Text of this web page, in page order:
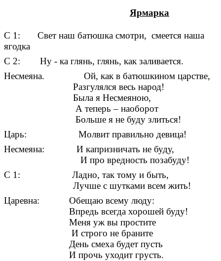
Ярмарка
С 1: Свет наш батюшка смотри, смеется наша
ягодка
С 2: Ну - ка глянь, глянь, как заливается.
Несмеяна. Ой, как в батюшкином царстве,
Разгулялся весь народ!
Была я Несмеяною,
А теперь – наоборот
Больше я не буду злиться!
Царь: Молвит правильно девица!
Несмеяна: И капризничать не буду,
И про вредность позабуду!
С 1: Ладно, так тому и быть,
Лучше с шутками всем жить!
Царевна: Обещаю всему люду:
Впредь всегда хорошей буду!
Меня уж вы простите
И строго не браните
День смеха будет пусть
И прочь уходит грусть.